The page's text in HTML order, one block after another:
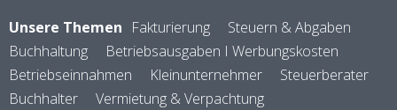
Unsere Themen Fakturierung
Steuern & Abgaben
Buchhaltung
Betriebsausgaben I Werbungskosten
Betriebseinnahmen
Kleinunternehmer
Steuerberater
Buchhalter
Vermietung & Verpachtung